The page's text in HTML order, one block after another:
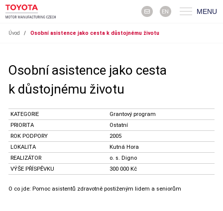
EN MENU
Úvod / Osobní asistence jako cesta k důstojnému životu
Osobní asistence jako cesta
k důstojnému životu
KATEGORIE
Grantový program
PRIORITA
Ostatní
ROK PODPORY
2005
LOKALITA
Kutná Hora
REALIZÁTOR
o. s. Digno
VÝŠE PŘÍSPĚVKU
300 000 Kč
O co jde: Pomoc asistentů zdravotně postiženým lidem a seniorům